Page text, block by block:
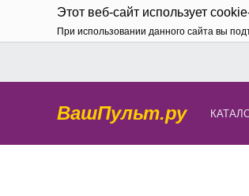
Этот веб-сайт использует
При использовании данного сайта вы
ВашПульт.ру